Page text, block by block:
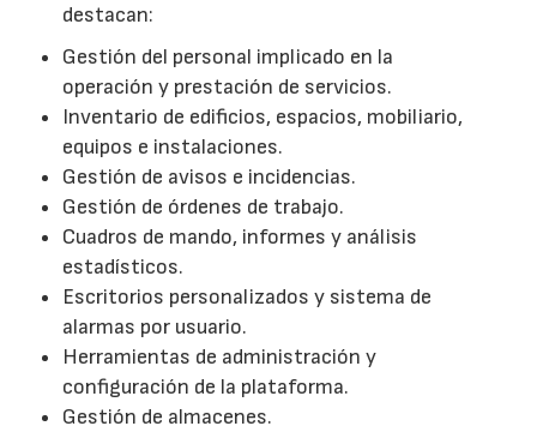
destacan:
Gestión del personal implicado en la
operación y prestación de servicios.
Inventario de edificios, espacios, mobiliario,
equipos e instalaciones.
Gestión de avisos e incidencias.
Gestión de órdenes de trabajo.
Cuadros de mando, informes y análisis
estadísticos.
Escritorios personalizados y sistema de
alarmas por usuario.
Herramientas de administración y
configuración de la plataforma.
Gestión de almacenes.